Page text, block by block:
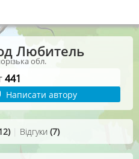
Любитель
обл.
441
Написати автору
| Відгуки (7)